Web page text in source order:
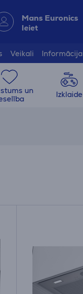
Mans Euronics
Ieiet
Veikali Informācija
un
Izklaide